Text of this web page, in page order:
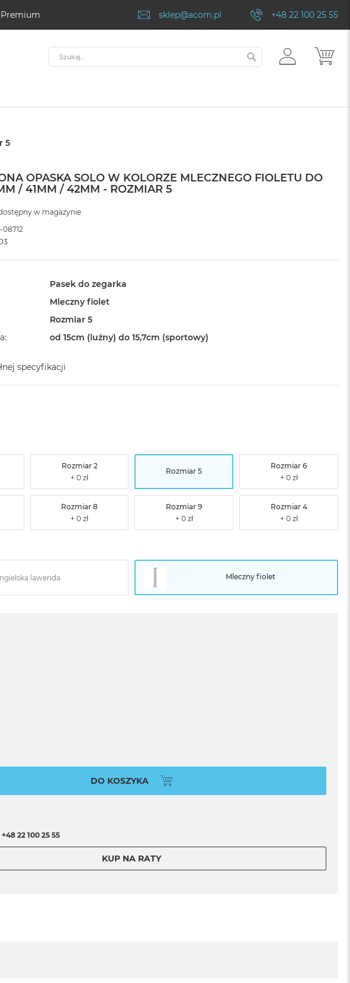
sklep@acom.pl +48 22 100 25 55
ZALOGUJ
SIĘ
Szukaj SZUKAJ
5
OPASKA SOLO W KOLORZE MLECZNEGO FIOLETU DO
/ 41MM / 42MM - ROZMIAR 5
w magazynie
Pasek do zegarka
Mleczny fiolet
Rozmiar 5
od 15cm (luźny) do 15,7cm (sportowy)
specyfikacji
Rozmiar 2
Rozmiar 5
Rozmiar 6
Rozmiar 8 Rozmiar 9 Rozmiar 4
lawenda Mleczny fiolet
DO KOSZYKA
+48 22 100 25 55
KUP NA RATY